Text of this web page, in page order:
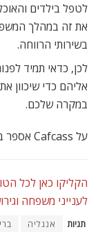
לטפל בילדים
את זה במהלך
בשירותי הרווחה.
לכן, כדאי תמיד
אליהם כדי שיכוון
במקרה שלכם.
על Cafcass אספר במאמר הבא.
הקליקו כאן לכל
לענייני משפחה
תגיות אנגליה